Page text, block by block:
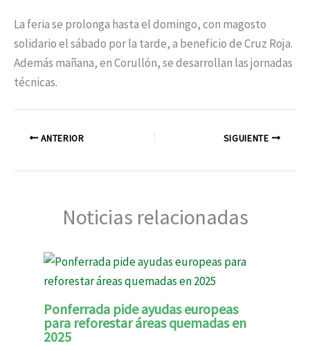
La feria se prolonga hasta el domingo, con magosto
solidario el sábado por la tarde, a beneficio de Cruz Roja.
Además mañana, en Corullón, se desarrollan las jornadas
técnicas.
ANTERIOR SIGUIENTE
Noticias relacionadas
Ponferrada pide ayudas europeas
para reforestar áreas quemadas en
2025